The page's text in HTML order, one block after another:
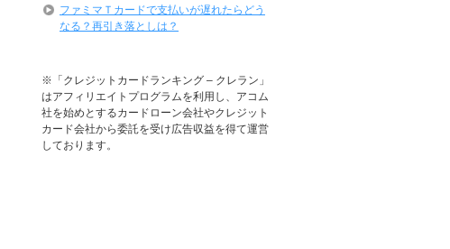
ファミマＴカードで支払いが遅れたらどう
なる？再引き落としは？
※「クレジットカードランキング – クレラン」
はアフィリエイトプログラムを利用し、アコム
社を始めとするカードローン会社やクレジット
カード会社から委託を受け広告収益を得て運営
しております。